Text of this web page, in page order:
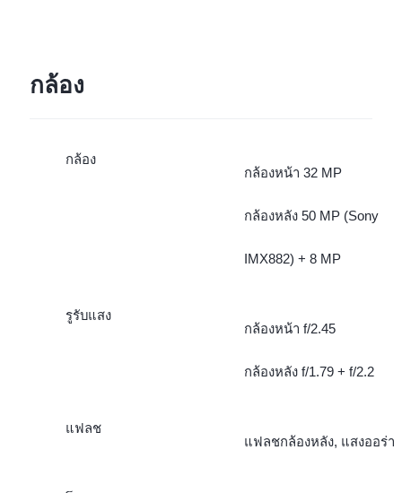
กล้อง
กล้อง
กล้องหน้า 32 MP
กล้องหลัง 50 MP (Sony
IMX882) + 8 MP
รูรับแสง
กล้องหน้า f/2.45
กล้องหลัง f/1.79 + f/2.2
แฟลช
แฟลชกล้องหลัง, แสงออร่า